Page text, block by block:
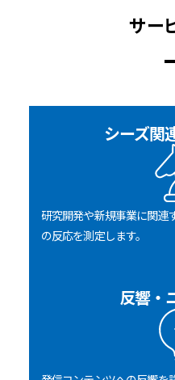
サー
シーズ関
研究開発や新規事業に関連
の反応を測定します。
反響・